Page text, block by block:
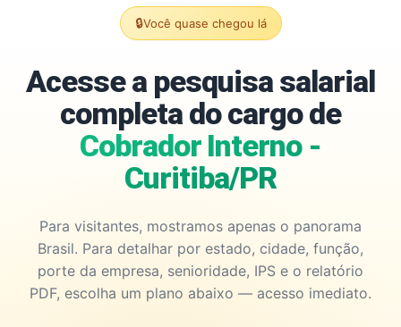
🔒Você quase chegou lá
Acesse a pesquisa salarial
completa do cargo de
Cobrador Interno -
Curitiba/PR
Para visitantes, mostramos apenas o panorama
Brasil. Para detalhar por estado, cidade, função,
porte da empresa, senioridade, IPS e o relatório
PDF, escolha um plano abaixo — acesso imediato.